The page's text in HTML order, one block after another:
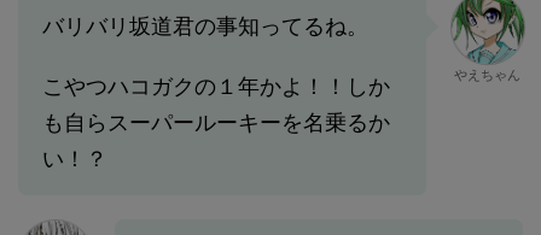
バリバリ坂道君の事知ってるね。
こやつハコガクの１年かよ！！しか
も自らスーパールーキーを名乗るか
い！？
やえちゃん